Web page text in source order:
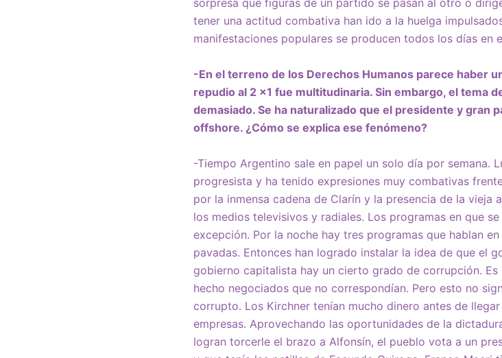
sorpresa que figuras de un partido se pasan al otro o
tener una actitud combativa han ido a la huelga
manifestaciones populares se producen todos los días en
-En el terreno de los Derechos Humanos parece haber
repudio al 2 x1 fue multitudinaria. Sin embargo, el tema
demasiado. Se ha naturalizado que el presidente y gran
offshore. ¿Cómo se explica ese fenómeno?
-Tiempo Argentino sale en papel un solo día por semana.
progresista y ha tenido expresiones muy combativas
por la inmensa cadena de Clarín y la presencia de la vieja
los medios televisivos y radiales. Los programas en que
excepción. Por la noche hay tres programas que hablan
pavadas. Entonces han logrado instalar la idea de que el
gobierno capitalista hay un cierto grado de corrupción.
hecho negociados que no correspondían. Pero esto no
corrupto. Los Kirchner tenían mucho dinero antes de
empresas. Aprovechando las oportunidades de la
logran torcerle el brazo a Alfonsín, el pueblo vota a un